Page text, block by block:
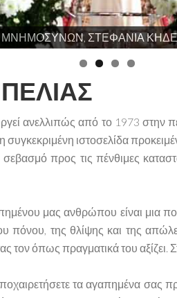
ΜΝΗΜΟΣΥΝΩΝ, ΣΤΕΦΑΝΙΑ
ανελλιπώς από το 1973
ιστοσελίδα
προς τις πένθιμες
μας ανθρώπου είναι
πόνου, της θλίψης και της
όπως πραγματικά του αξίζει.
τα αγαπημένα σας